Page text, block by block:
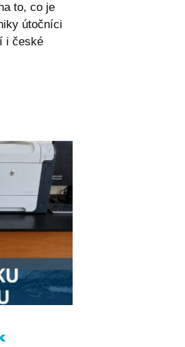
to, co je
útočníci
i české